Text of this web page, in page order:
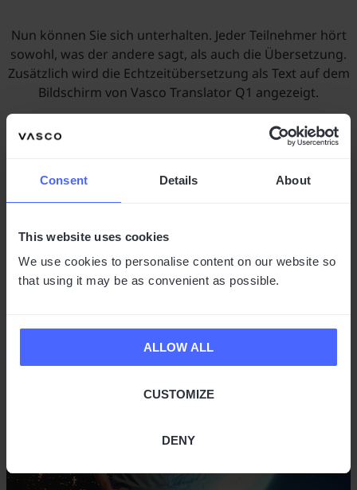
Consent Details About
This website uses cookies
We use cookies to personalise content on our website so
that using it may be as convenient as possible.
ALLOW ALL
CUSTOMIZE
DENY
Nun können Sie sich unterhalten. Jeder Teilnehmer hört
sowohl, was der andere sagt, als auch die Übersetzung.
Zusätzlich wird die Echtzeitübersetzung als Text auf dem
Bildschirm von Vasco Translator Q1 angezeigt.
TELEFON
Weltweit verständigen